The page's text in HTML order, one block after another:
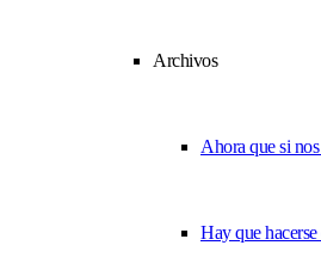
Archivos
Ahora que si
Hay que hacerse